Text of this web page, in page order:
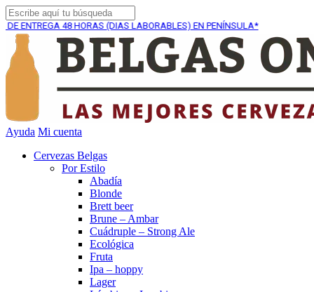
48 HORAS (DIAS LABORABLES) EN PENÍNSULA*
Ayuda Mi cuenta
Cervezas Belgas
Por Estilo
Abadía
Blonde
Brett beer
Brune – Ambar
Cuádruple – Strong Ale
Ecológica
Fruta
Ipa – hoppy
Lager